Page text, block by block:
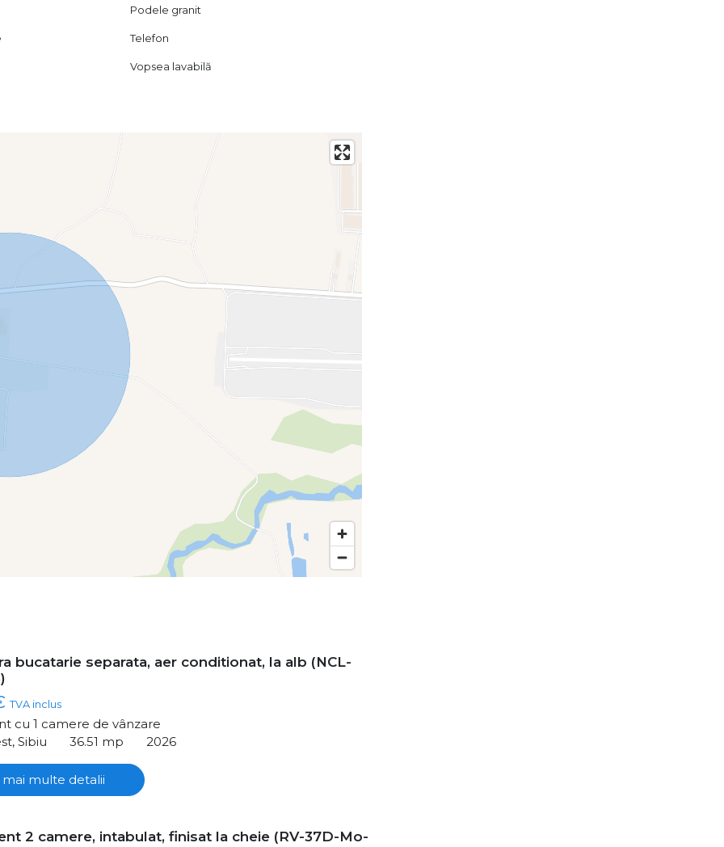
Podele granit
Telefon
Vopsea lavabilă
bucatarie separata, aer conditionat, la alb (NCL-
TVA inclus
cu 1 camere de vânzare
Sibiu
36.51 mp 2026
mai multe detalii
2 camere, intabulat, finisat la cheie (RV-37D-Mo-